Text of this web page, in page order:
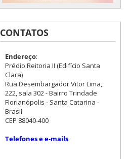
CONTATOS
Endereço:
Prédio Reitoria II (Edifício Santa
Clara)
Rua Desembargador Vitor Lima,
222, sala 302 - Bairro Trindade
Florianópolis - Santa Catarina -
Brasil
CEP 88040-400
Telefones e e-mails